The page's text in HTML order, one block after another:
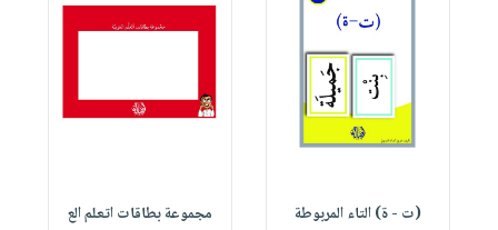
(ت - ة) التاء المربوطة مجموعة بطاقات اتعلم الع